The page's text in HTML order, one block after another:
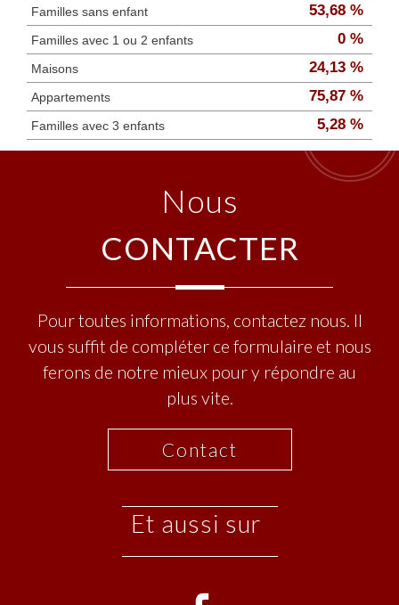
Familles sans enfant 53,68 %
Familles avec 1 ou 2 enfants 0 %
Maisons 24,13 %
Appartements 75,87 %
Familles avec 3 enfants 5,28 %
nous
CONTACTER
Pour toutes informations, contactez nous. Il
vous suffit de compléter ce formulaire et nous
ferons de notre mieux pour y répondre au
plus vite.
Contact
et aussi sur